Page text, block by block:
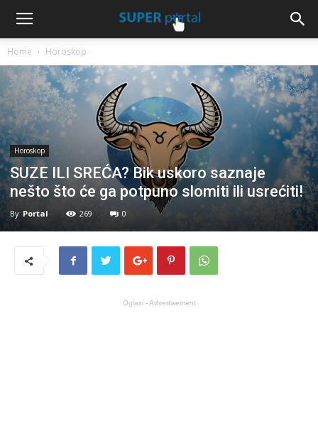
Home Horoskop
Horoskop
SUZE ILI SREĆA? Bik uskoro saznaje
nešto što će ga potpuno slomiti ili usrećiti!
By Portal 269 0
Oglasi - Advertisement